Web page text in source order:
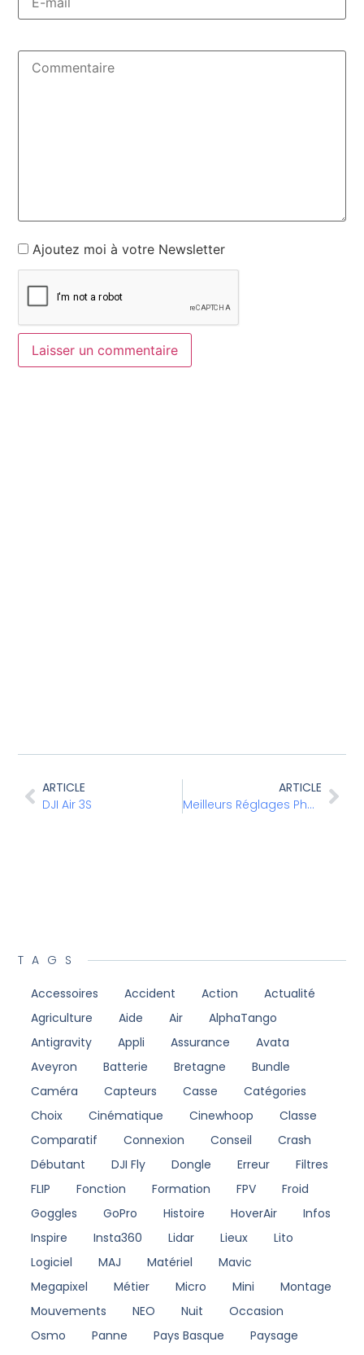
Ajoutez moi à votre Newsletter
ARTICLE
DJI Air 3S
ARTICLE
Meilleurs Réglages Photo et Vidéo
TAGS
Accessoires Accident Action
Actualité
Agriculture
Aide Air
AlphaTango
Antigravity
Appli Assurance
Avata
Aveyron
Batterie Bretagne
Bundle
Caméra
Capteurs Casse
Catégories
Choix
Cinématique Cinewhoop
Classe
Comparatif
Connexion Conseil
Crash
Débutant
DJI Fly Dongle Erreur
Filtres
FLIP
Fonction Formation FPV
Froid
Goggles
GoPro Histoire HoverAir
Infos
Inspire
Insta360 Lidar Lieux
Lito
Logiciel
MAJ Matériel
Mavic
Megapixel
Métier Micro Mini
Montage
Mouvements
NEO Nuit
Occasion
Osmo
Panne Pays Basque
Paysage